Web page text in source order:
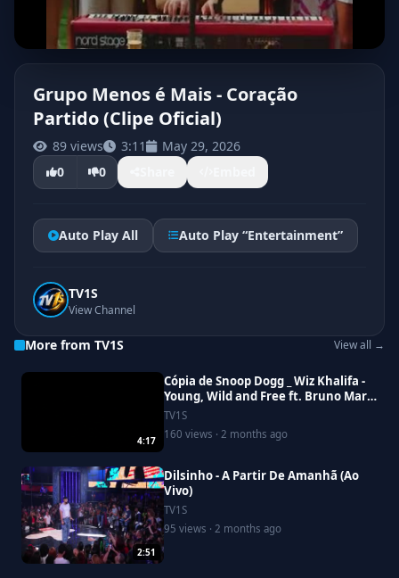
Grupo Menos é Mais - Coração
Partido (Clipe Oficial)
89 views 3:11
May 29, 2026
0
0
Auto Play All Auto Play “Entertainment”
TV1S
View Channel
More from TV1S View all →
4:17
Cópia de Snoop Dogg _ Wiz Khalifa -
Young, Wild and Free ft. Bruno Mars
[Official Video]
TV1S
160 views · 2 months ago
2:51
Dilsinho - A Partir De Amanhã (Ao
Vivo)
TV1S
95 views · 2 months ago